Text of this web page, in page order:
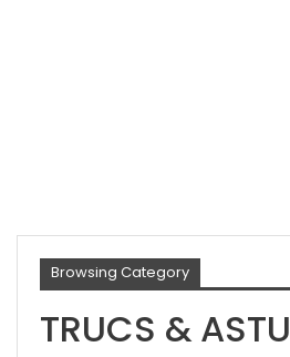
Browsing Category
TRUCS &